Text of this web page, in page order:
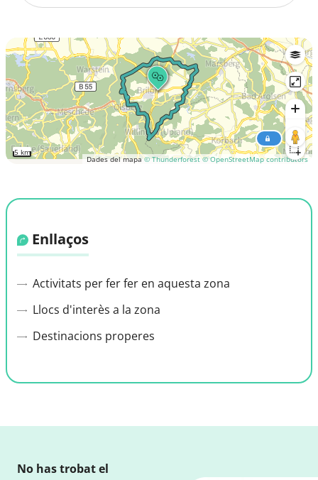
Dades del mapa© Thunderforest © OpenStreetMap contributors
5 km
Enllaços
Activitats per fer fer en aquesta zona
Llocs d'interès a la zona
Destinacions properes
No has trobat el